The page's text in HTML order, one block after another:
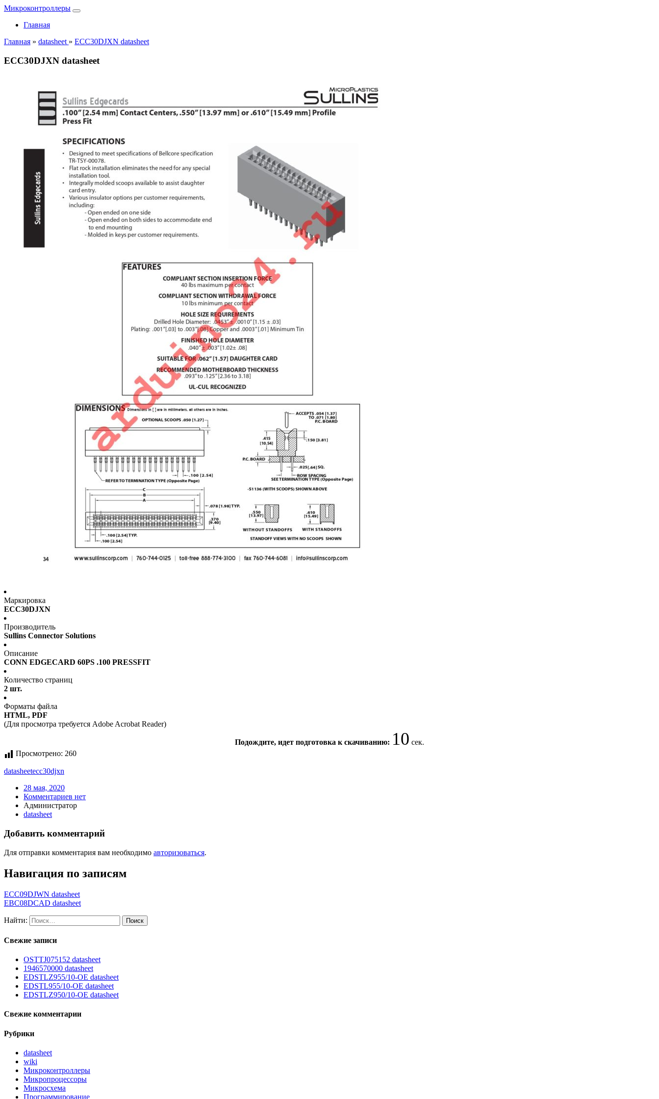
Микроконтроллеры
Главная
Главная » datasheet » ECC30DJXN datasheet
ECC30DJXN datasheet
Маркировка
ECC30DJXN
Производитель
Sullins Connector Solutions
Описание
CONN EDGECARD 60PS .100 PRESSFIT
Количество страниц
2 шт.
Форматы файла
HTML, PDF
(Для просмотра требуется Adobe Acrobat Reader)
Подождите, идет подготовка к скачиванию: 10 сек.
Просмотрено: 260
datasheetecc30djxn
28 мая, 2020
Комментариев нет
Администратор
datasheet
Добавить комментарий
Для отправки комментария вам необходимо авторизоваться.
Навигация по записям
ECC09DJWN datasheet
EBC08DCAD datasheet
Найти:
Свежие записи
OSTTJ075152 datasheet
1946570000 datasheet
EDSTLZ955/10-OE datasheet
EDSTL955/10-OE datasheet
EDSTLZ950/10-OE datasheet
Свежие комментарии
Рубрики
datasheet
wiki
Микроконтроллеры
Микропроцессоры
Микросхема
Программирование